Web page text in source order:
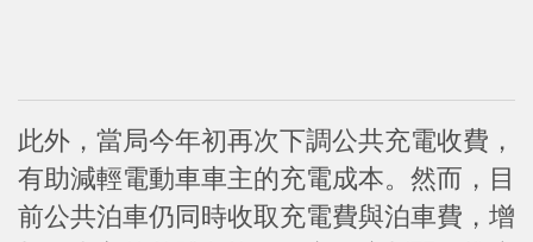
此外，當局今年初再次下調公共充電收費，
有助減輕電動車車主的充電成本。然而，目
前公共泊車仍同時收取充電費與泊車費，增